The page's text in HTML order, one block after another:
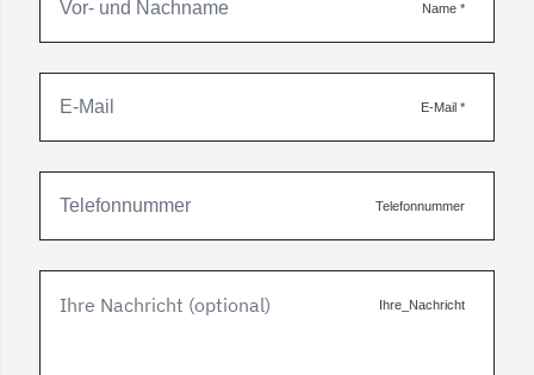
Name *
E-Mail *
Telefonnummer
Ihre_Nachricht